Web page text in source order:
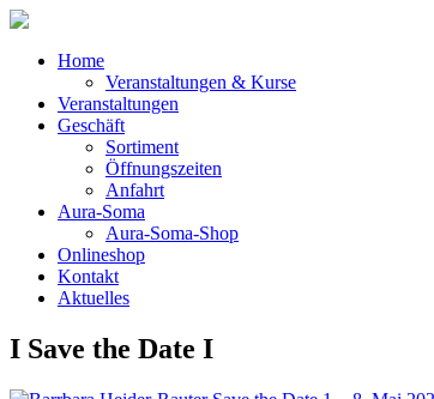
Home
Veranstaltungen & Kurse
Veranstaltungen
Geschäft
Sortiment
Öffnungszeiten
Anfahrt
Aura-Soma
Aura-Soma-Shop
Onlineshop
Kontakt
Aktuelles
I Save the Date I